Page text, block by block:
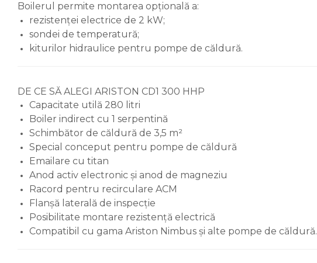
Robineti pentru gaz
Robineti radiator
Accesorii robineti
Pompe
Pompe de circulatie
Pompe submersibile
Hidrofoare
Accesorii pompe
Vase de expansiune
Vase de expansiune pentru
incalzire
Vase de expansiune pentru
Boilerul permite montarea opțională a:
rezistenței electrice de 2 kW;
sondei de temperatură;
kiturilor hidraulice pentru pompe de căldură.
DE CE SĂ ALEGI ARISTON CD1 300 HHP
Capacitate utilă 280 litri
Boiler indirect cu 1 serpentină
Schimbător de căldură de 3,5 m²
Special conceput pentru pompe de căldură
Emailare cu titan
Anod activ electronic și anod de magneziu
Racord pentru recirculare ACM
Flanșă laterală de inspecție
Posibilitate montare rezistență electrică
Compatibil cu gama Ariston Nimbus și alte pompe de căldură.